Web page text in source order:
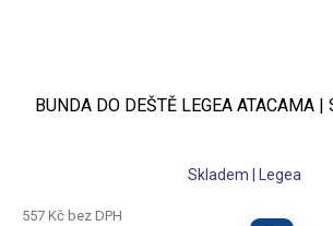
BUNDA DO DEŠTĚ LEGEA ATACAMA |
Skladem | Legea
557 Kč bez DPH